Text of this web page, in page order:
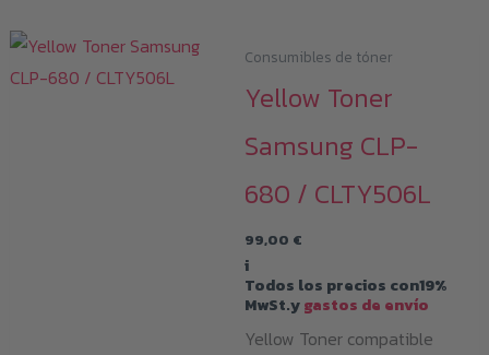
Consumibles de tóner
Yellow Toner
Samsung CLP-
680 / CLTY506L
99,00 €
i
Todos los precios con19%
MwSt.ygastos de envío
Yellow Toner compatible